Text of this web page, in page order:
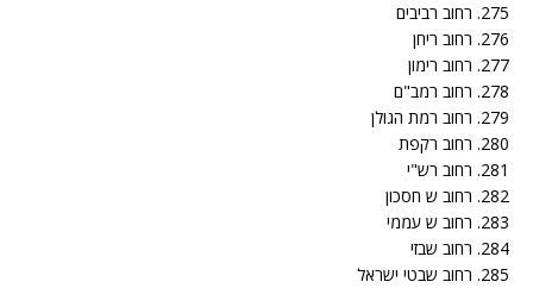
275. רחוב רביבים
276. רחוב ריחן
277. רחוב רימון
278. רחוב רמב"ם
279. רחוב רמת הגולן
280. רחוב רקפת
281. רחוב רש"י
282. רחוב ש חסכון
283. רחוב ש עממי
284. רחוב שבזי
285. רחוב שבטי ישראל